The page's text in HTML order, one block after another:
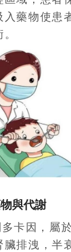
入藥物使患
與代謝
卡因，屬
排洩，半